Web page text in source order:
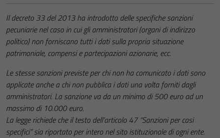
Il decreto 33 del 2013 ha introdotto delle specifiche sanzioni
pecuniarie nel caso in cui gli amministratori (organi di indirizzo
politico) non forniscano tutti i dati sulla propria situazione
patrimoniale, compensi e partecipazioni azionarie, ecc.
Le stesse sanzioni previste per chi non ha comunicato i dati sono
applicate anche a chi non pubblica i dati una volta forniti dagli
amministratori. La sanzione va da un minimo di 500 euro ad un
massimo di 10.000 euro.
La legge richiede che il testo dell’articolo 47 “Sanzioni per casi
specifici” sia riportato per intero nel sito istituzionale di ogni ente.